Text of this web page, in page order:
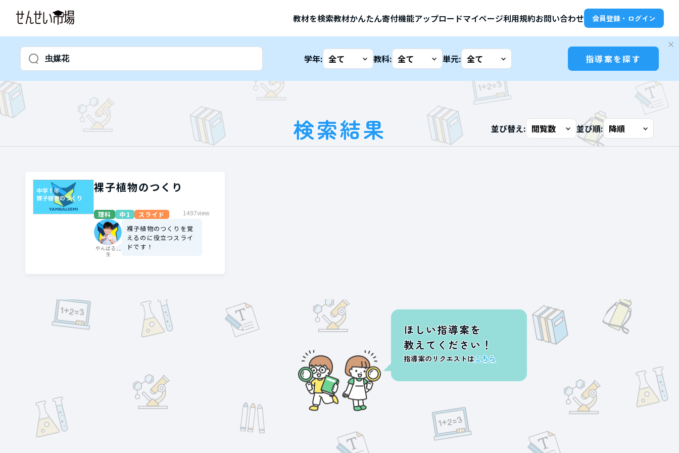
教材を検索教材かんたん寄付機能アップロードマイページ利用規約お問い合わせ 会員登録・ログイン
学年: 教科: 単元: 指導案を探す
検索結果 並び替え: 並び順:
裸子植物のつくり
理科 中1 スライド 1497view
やんばる先
生
裸子植物のつくりを覚
えるのに役立つスライ
ドです！
ほしい指導案を
教えてください！
指導案のリクエストはこちら